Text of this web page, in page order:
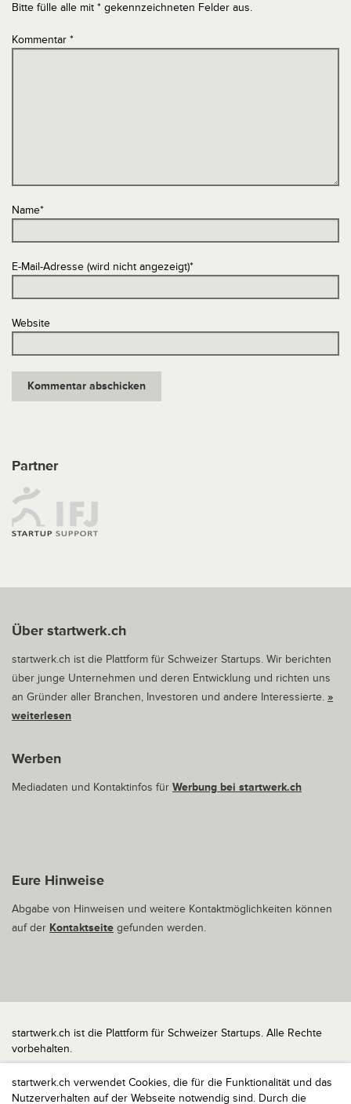
startwerk.ch verwendet Cookies, die für die Funktionalität und das
Nutzerverhalten auf der Webseite notwendig sind. Durch die
Bitte fülle alle mit * gekennzeichneten Felder aus.
Kommentar *
Name*
E-Mail-Adresse (wird nicht angezeigt)*
Website
Partner
Über startwerk.ch
startwerk.ch ist die Plattform für Schweizer Startups. Wir berichten
über junge Unternehmen und deren Entwicklung und richten uns
an Gründer aller Branchen, Investoren und andere Interessierte. »
weiterlesen
Werben
Mediadaten und Kontaktinfos für Werbung bei startwerk.ch
Eure Hinweise
Abgabe von Hinweisen und weitere Kontaktmöglichkeiten können
auf der Kontaktseite gefunden werden.
startwerk.ch ist die Plattform für Schweizer Startups. Alle Rechte
vorbehalten.
Impressum
Kontakt